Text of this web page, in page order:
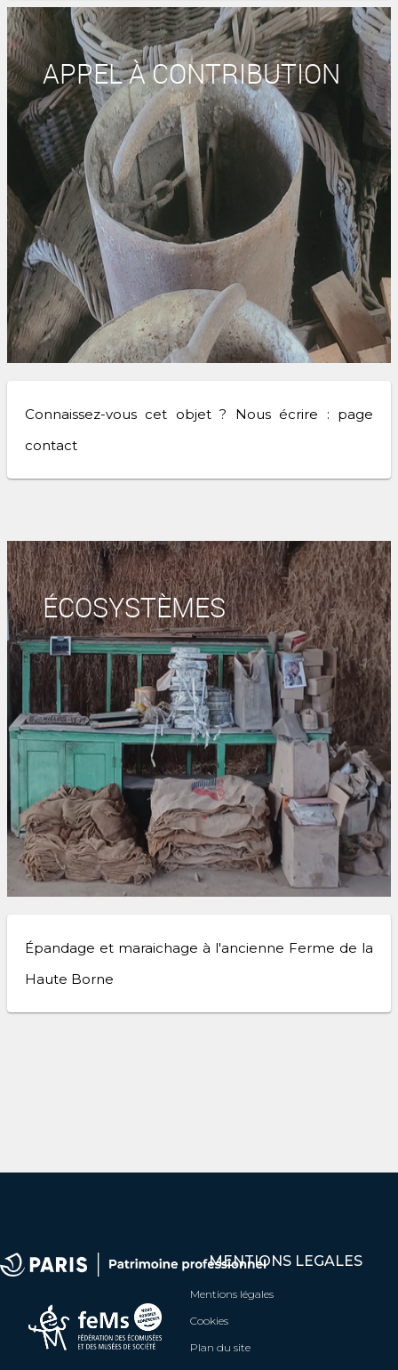
APPEL À CONTRIBUTION
Connaissez-vous cet objet ? Nous écrire : page
contact
ÉCOSYSTÈMES
Épandage et maraichage à l'ancienne Ferme de la
Haute Borne
MENTIONS LEGALES
Mentions légales
Cookies
Plan du site